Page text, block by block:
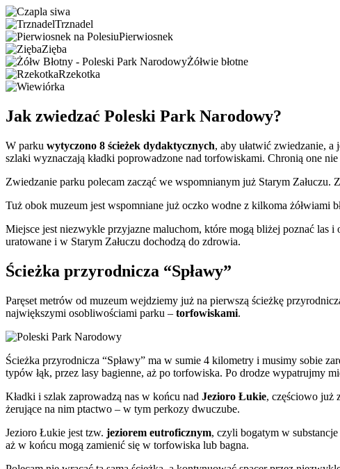
Trznadel
Pierwiosnek
Zięba
Żółwie błotne
Rzekotka
Jak zwiedzać Poleski Park Narodowy?
W parku wytyczono 8 ścieżek dydaktycznych, aby ułatwić zwiedzanie,
szlaki wyznaczają kładki poprowadzone nad torfowiskami. Chronią one
Zwiedzanie parku polecam zacząć we wspomnianym już Starym
Tuż obok muzeum jest wspomniane już oczko wodne z kilkoma żółwiami
Miejsce jest niezwykle przyjazne maluchom, które mogą bliżej poznać las
uratowane i w Starym Załuczu dochodzą do zdrowia.
Ścieżka przyrodnicza “Spławy”
Paręset metrów od muzeum wejdziemy już na pierwszą ścieżkę
największymi osobliwościami parku – torfowiskami.
Ścieżka przyrodnicza “Spławy” ma w sumie 4 kilometry i musimy sobie
typów łąk, przez lasy bagienne, aż po torfowiska. Po drodze wypatrujmy
Kładki i szlak zaprowadzą nas w końcu nad Jezioro Łukie, częściowo już
żerujące na nim ptactwo – w tym perkozy dwuczube.
Jezioro Łukie jest tzw. jeziorem eutroficznym, czyli bogatym w
aż w końcu mogą zamienić się w torfowiska lub bagna.